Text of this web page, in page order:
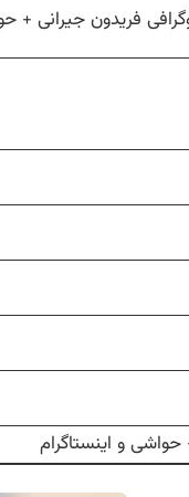
فریدون جیرانی +
حواشی و اینستاگرام